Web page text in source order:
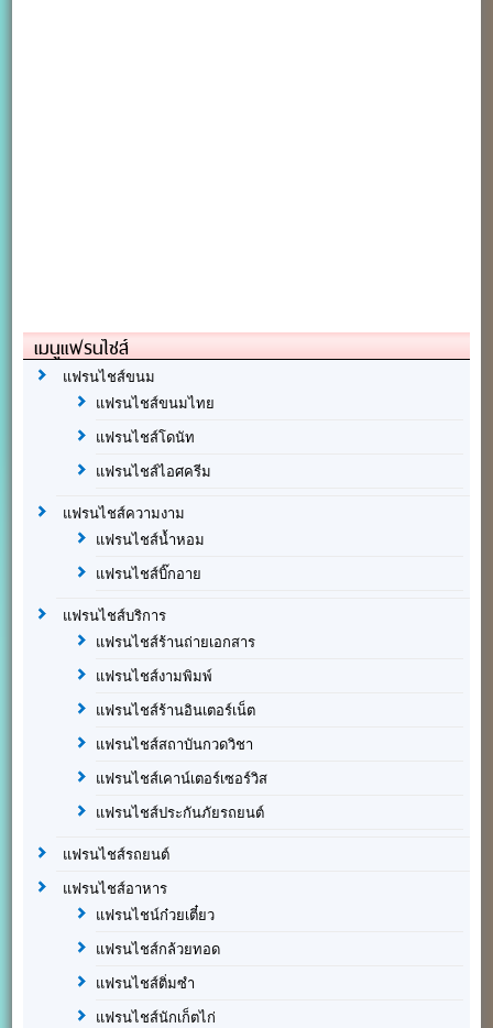
เมนูแฟรนไชส์
แฟรนไชส์ขนม
แฟรนไชส์ขนมไทย
แฟรนไชส์โดนัท
แฟรนไชส์ไอศครีม
แฟรนไชส์ความงาม
แฟรนไชส์น้ำหอม
แฟรนไชส์บิ๊กอาย
แฟรนไชส์บริการ
แฟรนไชส์ร้านถ่ายเอกสาร
แฟรนไชส์งามพิมพ์
แฟรนไชส์ร้านอินเตอร์เน็ต
แฟรนไชส์สถาบันกวดวิชา
แฟรนไชส์เคาน์เตอร์เซอร์วิส
แฟรนไชส์ประกันภัยรถยนต์
แฟรนไชส์รถยนต์
แฟรนไชส์อาหาร
แฟรนไชน์ก๋วยเตี๋ยว
แฟรนไชส์กล้วยทอด
แฟรนไชส์ติ่มซำ
แฟรนไชส์นักเก็ตไก่